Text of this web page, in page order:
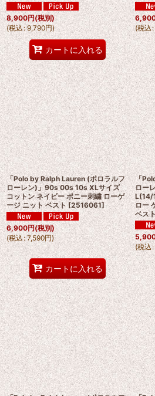
8,900円(税別)
(税込: 9,790円)
カートに入れる
(税込:
「Polo by Ralph Lauren (ポロラルフ
ローレン)」90s 00s 10s XLサイズ
コットン ネイビー ポニー刺繍 ローゲ
ージ ニット ベスト [2516061]
6,900円(税別)
(税込: 7,590円)
カートに入れる
「
ロー
L(14/
ロー
ベス
(税込 :